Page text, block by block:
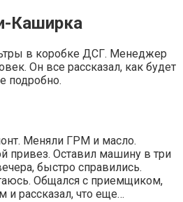
Каширка
в коробке ДСГ. Менеджер
Он все рассказал, как будет
подробно.
Меняли ГРМ и масло.
привез. Оставил машину в три
быстро справились.
Общался с приемщиком,
и рассказал, что еще…